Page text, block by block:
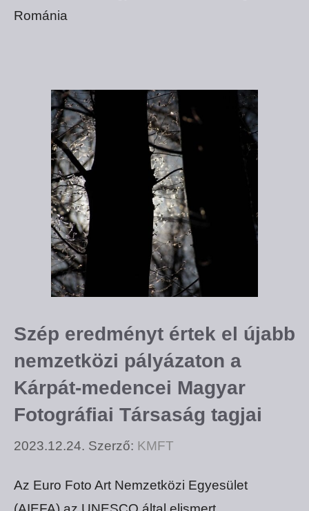
Románia
Szép eredményt értek el újabb
nemzetközi pályázaton a
Kárpát-medencei Magyar
Fotográfiai Társaság tagjai
2023.12.24. Szerző: KMFT
Az Euro Foto Art Nemzetközi Egyesület